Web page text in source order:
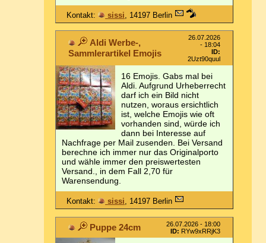
Kontakt: sissi , 14197 Berlin
Aldi Werbe-,
Sammlerartikel Emojis
26.07.2026
- 18:04
ID:
2Uzt90quul
16 Emojis. Gabs mal bei
Aldi. Aufgrund Urheberrecht
darf ich ein Bild nicht
nutzen, woraus ersichtlich
ist, welche Emojis wie oft
vorhanden sind, würde ich
dann bei Interesse auf
Nachfrage per Mail zusenden. Bei Versand
berechne ich immer nur das Originalporto
und wähle immer den preiswertesten
Versand., in dem Fall 2,70 für
Warensendung.
Kontakt: sissi, 14197 Berlin
Puppe 24cm
26.07.2026 - 18:00
ID: RYw9xRRjK3